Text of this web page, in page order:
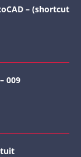
– (shortcut
009